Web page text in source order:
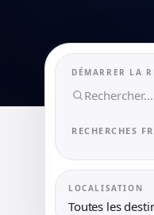
DÉMARRER LA
RECHERCHES
LOCALISATION
Toutes les